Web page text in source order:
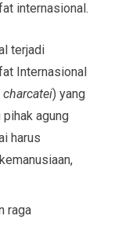
internasional.
terjadi
Internasional
) yang
agung
harus
raga